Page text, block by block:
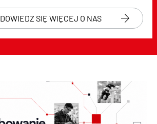
DOWIEDZ SIĘ WIĘCEJ O NAS